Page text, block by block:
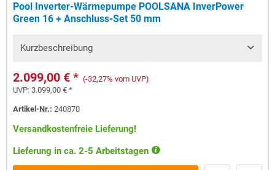
Pool Inverter-Wärmepumpe POOLSANA InverPower
Green 16 + Anschluss-Set 50 mm
Kurzbeschreibung
2.099,00 € * (-32,27% vom UVP)
UVP:3.099,00 € *
Artikel-Nr.:240870
Versandkostenfreie Lieferung!
Lieferung in ca. 2-5 Arbeitstagen